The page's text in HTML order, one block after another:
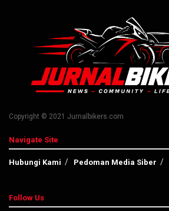
Copyright © 2021 Jurnalbikers.com
Navigate Site
Hubungi Kami Pedoman Media Siber
Follow Us